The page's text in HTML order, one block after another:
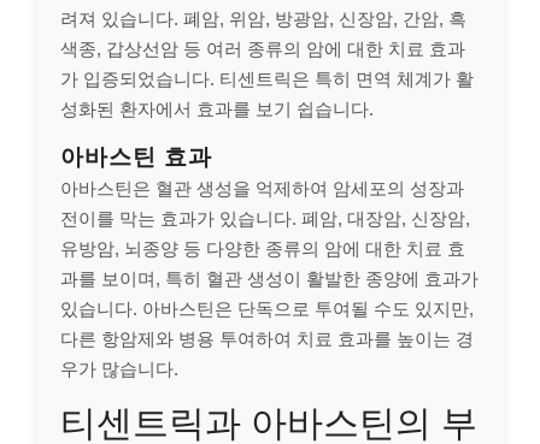
려져 있습니다. 폐암, 위암, 방광암, 신장암, 간암, 흑
색종, 갑상선암 등 여러 종류의 암에 대한 치료 효과
가 입증되었습니다. 티센트릭은 특히 면역 체계가 활
성화된 환자에서 효과를 보기 쉽습니다.
아바스틴 효과
아바스틴은 혈관 생성을 억제하여 암세포의 성장과
전이를 막는 효과가 있습니다. 폐암, 대장암, 신장암,
유방암, 뇌종양 등 다양한 종류의 암에 대한 치료 효
과를 보이며, 특히 혈관 생성이 활발한 종양에 효과가
있습니다. 아바스틴은 단독으로 투여될 수도 있지만,
다른 항암제와 병용 투여하여 치료 효과를 높이는 경
우가 많습니다.
티센트릭과 아바스틴의 부